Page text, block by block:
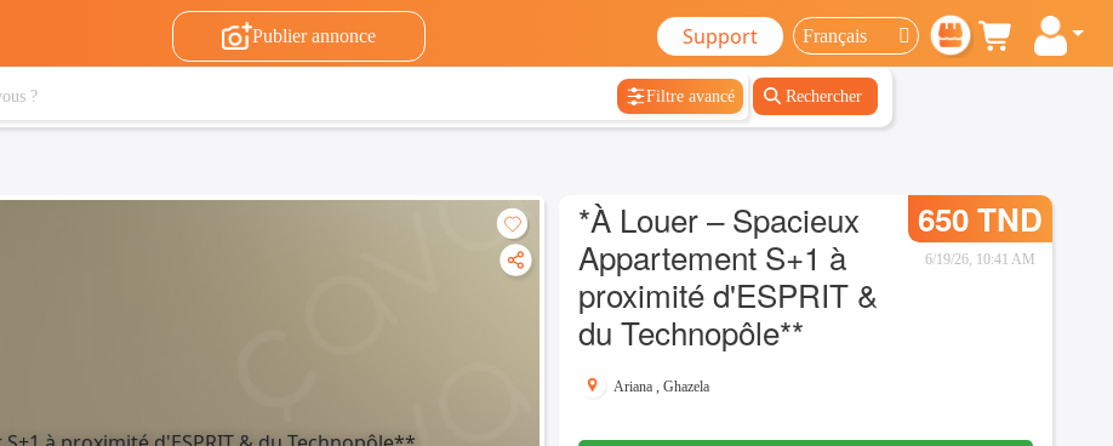
Publier annonce Support
Filtre avancé Rechercher
*À Louer – Spacieux
Appartement S+1 à
proximité d'ESPRIT &
du Technopôle**
650 TND
6/19/26, 10:41 AM
Ariana ,Ghazela